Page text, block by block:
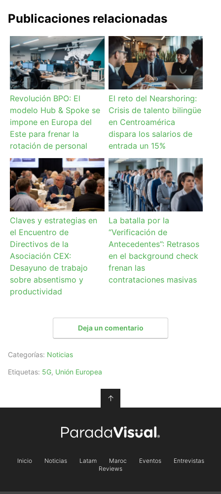
Publicaciones relacionadas
Revolución BPO: El
modelo Hub & Spoke se
impone en Europa del
Este para frenar la
rotación de personal
El reto del Nearshoring:
Crisis de talento bilingüe
en Centroamérica
dispara los salarios de
entrada un 15%
Claves y estrategias en
el Encuentro de
Directivos de la
Asociación CEX:
Desayuno de trabajo
sobre absentismo y
productividad
La batalla por la
“Verificación de
Antecedentes”: Retrasos
en el background check
frenan las
contrataciones masivas
Deja un comentario
Categorías: Noticias
Etiquetas: 5G, Unión Europea
↑
Inicio Noticias Latam Maroc Eventos
Entrevistas
Reviews